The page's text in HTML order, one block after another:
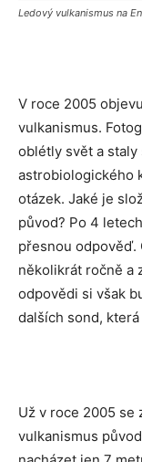
Ledový vulkanismus na
V roce 2005
vulkanismus.
oblétly svět a
astrobiologického
otázek. Jaké je
původ? Po 4
přesnou odpověď.
několikrát ročně a
odpovědi si však
dalších sond,
Už v roce 2005 se
vulkanismus